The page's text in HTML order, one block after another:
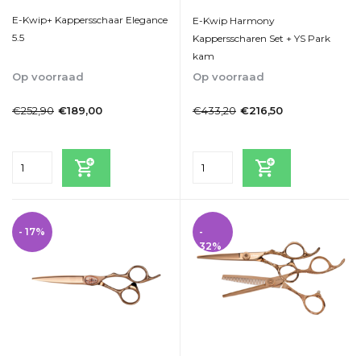
E-Kwip+ Kappersschaar Elegance
5.5
Op voorraad
€252,90 €189,00
E-Kwip Harmony
Kappersscharen Set + YS Park
kam
Op voorraad
€433,20 €216,50
- 17%
-
32%